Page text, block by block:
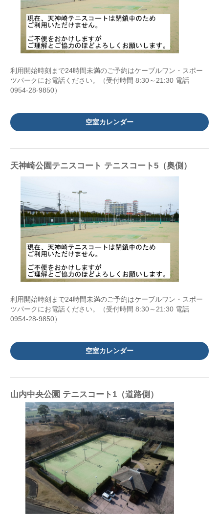
利用開始時刻まで24時間未満のご予約はケーブルワン・スポー
ツパークにお電話ください。（受付時間 8:30～21:30 電話
0954-28-9850）
空室カレンダー
天神崎公園テニスコート テニスコート5（奥側）
利用開始時刻まで24時間未満のご予約はケーブルワン・スポー
ツパークにお電話ください。（受付時間 8:30～21:30 電話
0954-28-9850）
空室カレンダー
山内中央公園 テニスコート1（道路側）